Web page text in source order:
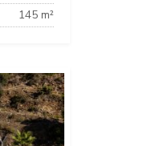
145 m²